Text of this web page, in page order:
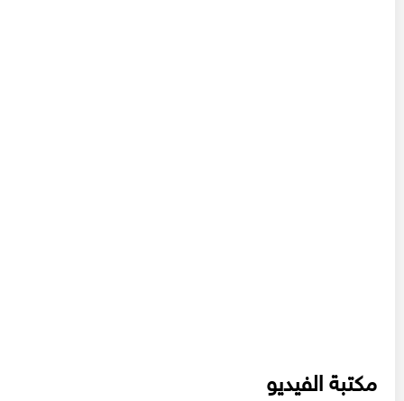
مكتبة الفيديو